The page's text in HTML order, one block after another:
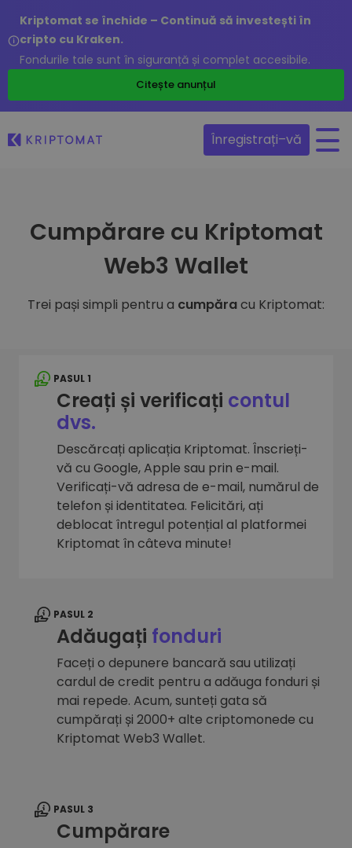
Kriptomat se închide – Continuă să investești în
cripto cu Kraken.
Fondurile tale sunt în siguranță și complet accesibile.
Citește anunțul
Înregistrați–vă
Cumpărare cu Kriptomat
Web3 Wallet
Trei pași simpli pentru a cumpăracu Kriptomat:
PASUL 1
Creați și verificați contul
dvs.
Descărcați aplicația Kriptomat. Înscrieți-
vă cu Google, Apple sau prin e-mail.
Verificați-vă adresa de e-mail, numărul de
telefon și identitatea. Felicitări, ați
deblocat întregul potențial al platformei
Kriptomat în câteva minute!
PASUL 2
Adăugați fonduri
Faceți o depunere bancară sau utilizați
cardul de credit pentru a adăuga fonduri și
mai repede. Acum, sunteți gata să
cumpărați și 2000+ alte criptomonede cu
Kriptomat Web3 Wallet.
PASUL 3
Cumpărare